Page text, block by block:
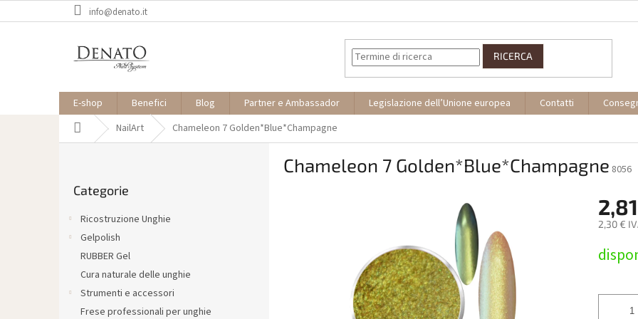
al
info@denato.it
RICERCA
E-shop Benefici Blog Partner e Ambassador Legislazione dell’Unione europea Contatti
Casa NailArt Chameleon 7 Golden*Blue*Champagne
le
Categorie
Ricostruzione Unghie
Gelpolish
RUBBER Gel
Cura naturale delle unghie
Strumenti e accessori
Frese professionali per unghie
Chameleon 7 Golden*Blue*Champagne 8056
2,30 €
della